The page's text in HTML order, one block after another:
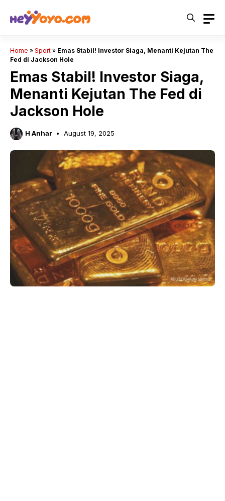
Home » Sport » Emas Stabil! Investor Siaga, Menanti Kejutan The
Fed di Jackson Hole
Emas Stabil! Investor Siaga,
Menanti Kejutan The Fed di
Jackson Hole
H Anhar August 19, 2025